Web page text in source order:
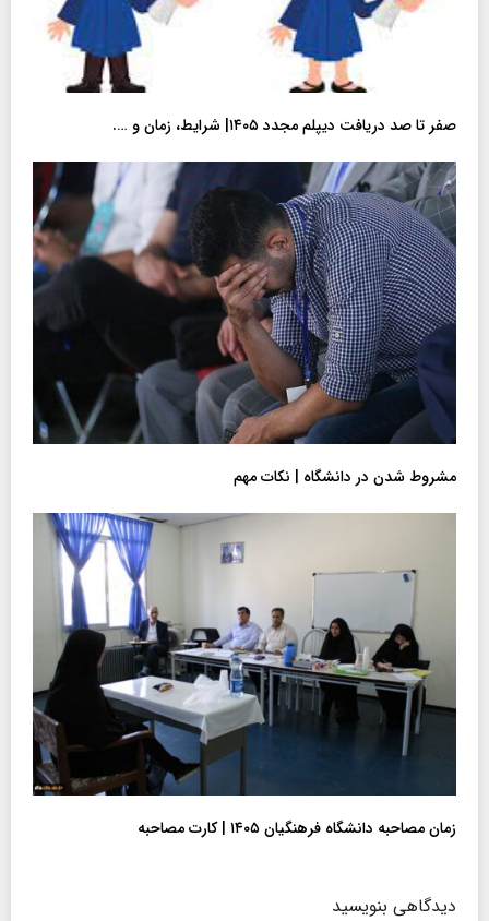
صفر تا صد دریافت دیپلم مجدد ۱۴۰۵| شرایط، زمان و ….
مشروط شدن در دانشگاه | نکات مهم
زمان مصاحبه دانشگاه فرهنگیان ۱۴۰۵ | کارت مصاحبه
دیدگاهی بنویسید